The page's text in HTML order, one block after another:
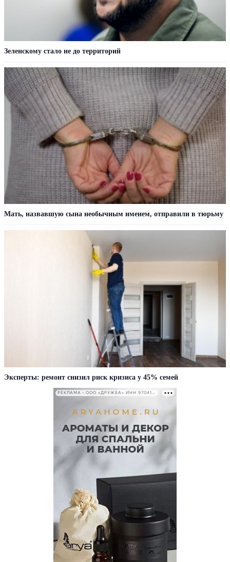
Зеленскому стало не до территорий
Мать, назвавшую сына необычным именем, отправили в тюрьму
Эксперты: ремонт снизил риск кризиса у 45% семей
РЕКЛАМА • ООО «ДРУЖБА» ИНН 9704146411